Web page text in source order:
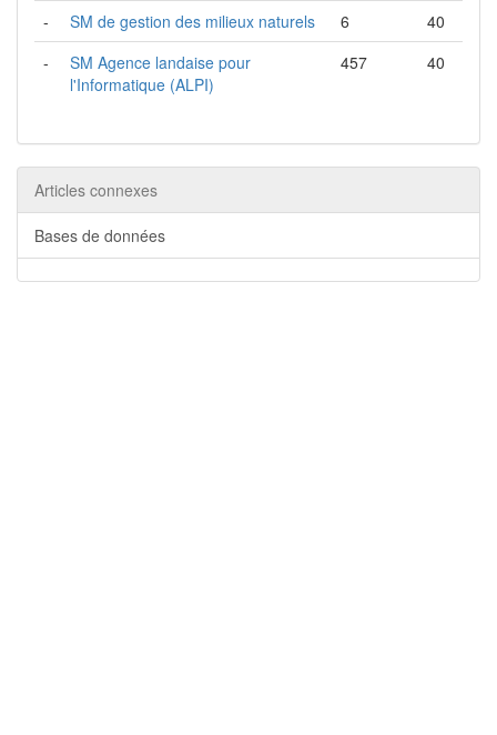
-
SM de gestion des milieux naturels 6
40
-
SM Agence landaise pour
l'Informatique (ALPI)
457 40
Articles connexes
Bases de données